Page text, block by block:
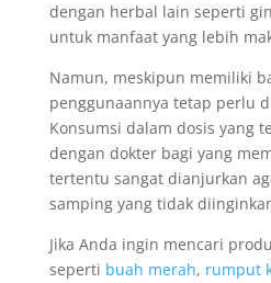
dengan herbal lain seperti
untuk manfaat yang lebih
Namun, meskipun memiliki
penggunaannya tetap perlu
Konsumsi dalam dosis yang
dengan dokter bagi yang
tertentu sangat dianjurkan
samping yang tidak
Jika Anda ingin mencari
seperti buah merah, rumput